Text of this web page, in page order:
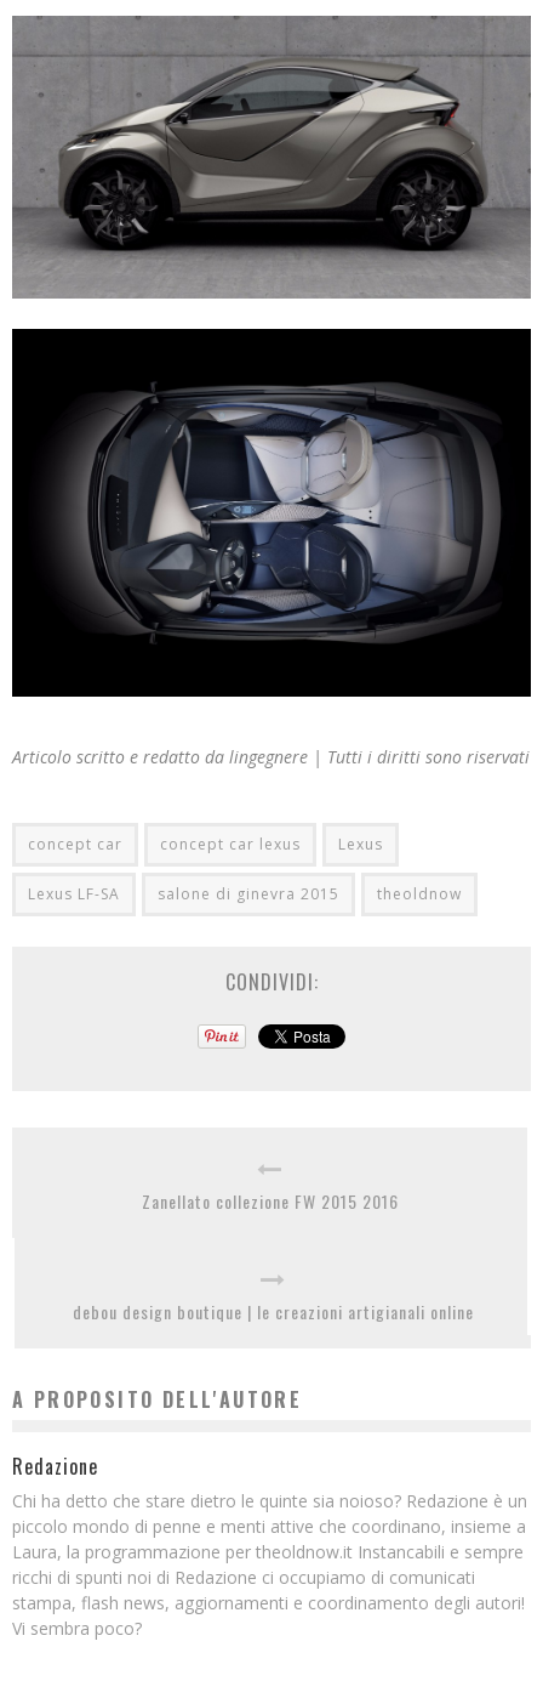
Articolo scritto e redatto da lingegnere | Tutti i diritti sono riservati
concept car concept car lexus Lexus
Lexus LF-SA salone di ginevra 2015 theoldnow
CONDIVIDI:
Zanellato collezione FW 2015 2016
debou design boutique | le creazioni artigianali online
A PROPOSITO DELL'AUTORE
Redazione
Chi ha detto che stare dietro le quinte sia noioso? Redazione è un
piccolo mondo di penne e menti attive che coordinano, insieme a
Laura, la programmazione per theoldnow.it Instancabili e sempre
ricchi di spunti noi di Redazione ci occupiamo di comunicati
stampa, flash news, aggiornamenti e coordinamento degli autori!
Vi sembra poco?